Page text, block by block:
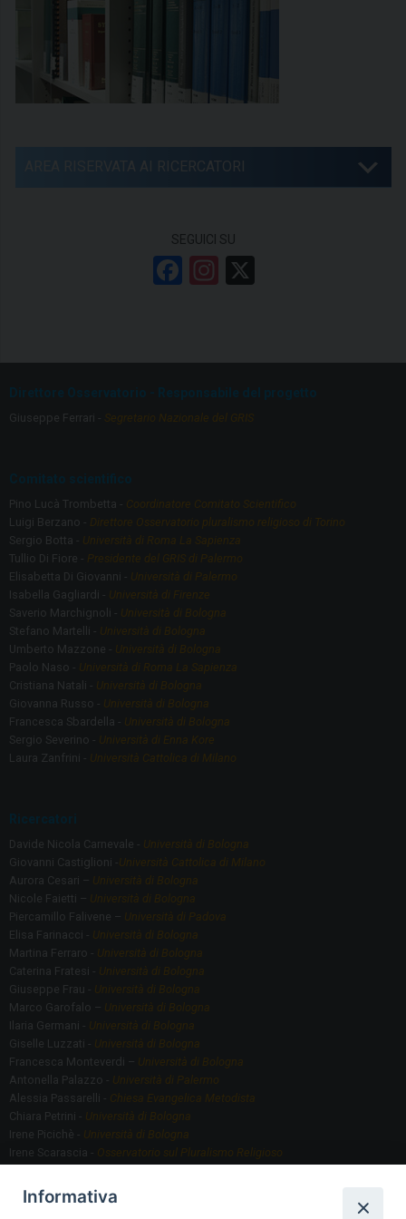
AREA RISERVATA AI RICERCATORI
SEGUICI SU
F
b
o
In
gr
m
Giuseppe Ferrari - Segretario Nazionale del GRIS
Pino Lucà Trombetta - Coordinatore Comitato Scientifico
Luigi Berzano - Direttore Osservatorio pluralismo religioso di Torino
Sergio Botta - Università di Roma La Sapienza
Tullio Di Fiore - Presidente del GRIS di Palermo
Elisabetta Di Giovanni - Università di Palermo
Isabella Gagliardi - Università di Firenze
Saverio Marchignoli - Università di Bologna
Stefano Martelli - Università di Bologna
Umberto Mazzone - Università di Bologna
Paolo Naso - Università di Roma La Sapienza
Cristiana Natali - Università di Bologna
Giovanna Russo - Università di Bologna
Francesca Sbardella - Università di Bologna
Sergio Severino - Università di Enna Kore
Laura Zanfrini - Università Cattolica di Milano
Davide Nicola Carnevale - Università di Bologna
Giovanni Castiglioni -Università Cattolica di Milano
Aurora Cesari – Università di Bologna
Nicole Faietti – Università di Bologna
Piercamillo Falivene – Università di Padova
Elisa Farinacci - Università di Bologna
Martina Ferraro - Università di Bologna
Caterina Fratesi - Università di Bologna
Giuseppe Frau - Università di Bologna
Marco Garofalo – Università di Bologna
Ilaria Germani - Università di Bologna
Giselle Luzzati - Università di Bologna
Francesca Monteverdi – Università di Bologna
Antonella Palazzo - Università di Palermo
Alessia Passarelli - Chiesa Evangelica Metodista
Chiara Petrini - Università di Bologna
Irene Picichè - Università di Bologna
Irene Scarascia - Osservatorio sul Pluralismo Religioso
Informativa